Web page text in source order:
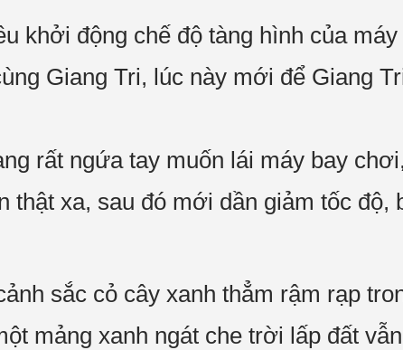
khởi động chế độ tàng hình của máy
Giang Tri, lúc này mới để Giang
rất ngứa tay muốn lái máy bay
thật xa, sau đó mới dần giảm tốc độ,
sắc cỏ cây xanh thẳm rậm rạp
mảng xanh ngát che trời lấp đất